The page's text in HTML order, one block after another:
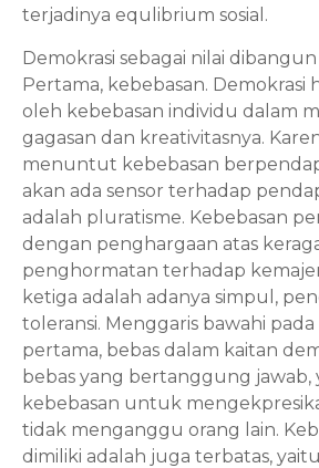
terjadinya equlibrium sosial.
Demokrasi sebagai nilai
Pertama, kebebasan. Demokrasi
oleh kebebasan individu dalam
gagasan dan kreativitasnya.
menuntut kebebasan
akan ada sensor terhadap
adalah pluratisme. Kebebasan
dengan penghargaan atas
penghormatan terhadap
ketiga adalah adanya simpul,
toleransi. Menggaris bawahi
pertama, bebas dalam kaitan
bebas yang bertanggung
kebebasan untuk
tidak menganggu orang lain.
dimiliki adalah juga terbatas,